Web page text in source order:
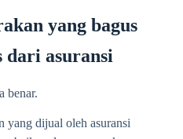
yang bagus
dari asuransi
benar.
yang dijual oleh asuransi